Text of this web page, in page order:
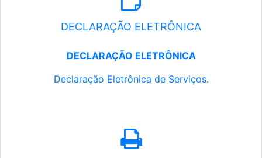
DECLARAÇÃO ELETRÔNICA
DECLARAÇÃO ELETRÔNICA
Declaração Eletrônica de Serviços.